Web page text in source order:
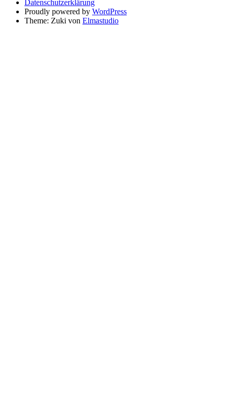
Datenschutzerklärung
Proudly powered by WordPress
Theme: Zuki von Elmastudio